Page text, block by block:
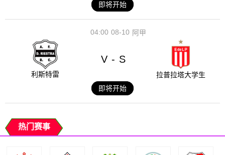
即将开始
08-10
04:00 阿甲
利斯特雷
V - S
拉普拉塔大学生
即将开始
热门赛事